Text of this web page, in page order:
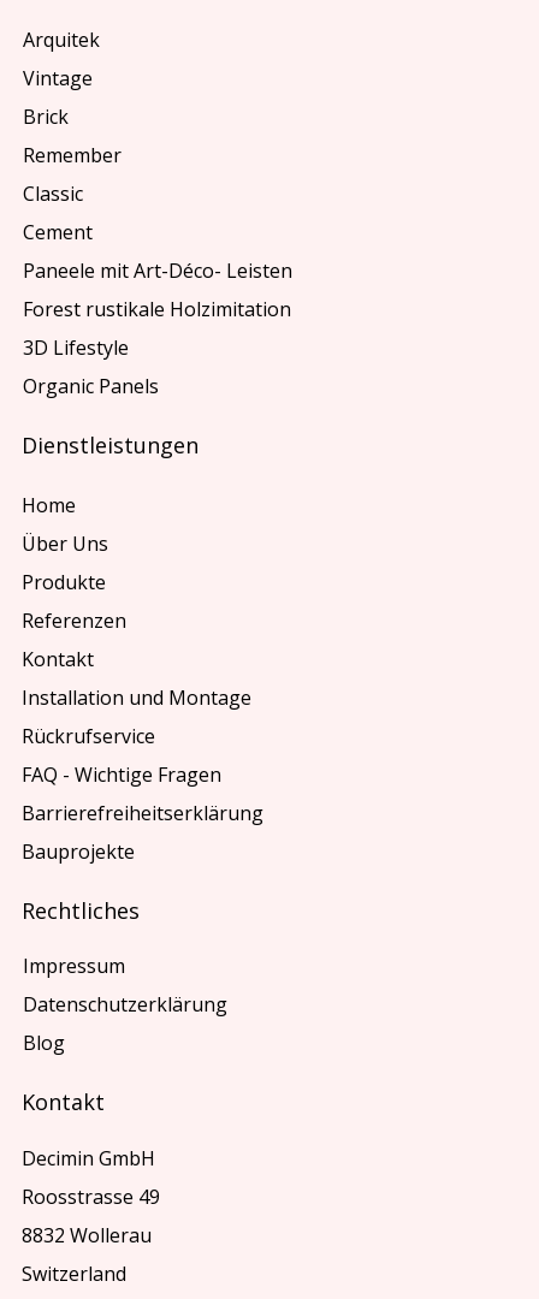
Arquitek
Vintage
Brick
Remember
Classic
Cement
Paneele mit Art-Déco- Leisten
Forest rustikale Holzimitation
3D Lifestyle
Organic Panels
Dienstleistungen
Home
Über Uns
Produkte
Referenzen
Kontakt
Installation und Montage
Rückrufservice
FAQ - Wichtige Fragen
Barrierefreiheitserklärung
Bauprojekte
Kontakt
Decimin GmbH
Roosstrasse 49
8832 Wollerau
Switzerland
Rechtliches
Impressum
Datenschutzerklärung
Blog